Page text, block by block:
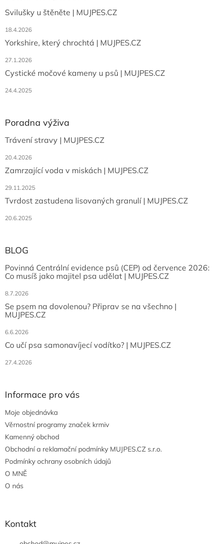
Svilušky u štěněte | MUJPES.CZ
18.4.2026
Yorkshire, který chrochtá | MUJPES.CZ
27.1.2026
Cystické močové kameny u psů | MUJPES.CZ
24.4.2025
Poradna výživa
Trávení stravy | MUJPES.CZ
20.4.2026
Zamrzající voda v miskách | MUJPES.CZ
29.11.2025
Tvrdost zastudena lisovaných granulí | MUJPES.CZ
20.6.2025
BLOG
Povinná Centrální evidence psů (CEP) od července 2026:
Co musíš jako majitel psa udělat | MUJPES.CZ
8.7.2026
Se psem na dovolenou? Připrav se na všechno |
MUJPES.CZ
6.6.2026
Co učí psa samonavíjecí vodítko? | MUJPES.CZ
27.4.2026
Informace pro vás
Moje objednávka
Věrnostní programy značek krmiv
Kamenný obchod
Obchodní a reklamační podmínky MUJPES.CZ s.r.o.
Podmínky ochrany osobních údajů
O MNĚ
O nás
Kontakt